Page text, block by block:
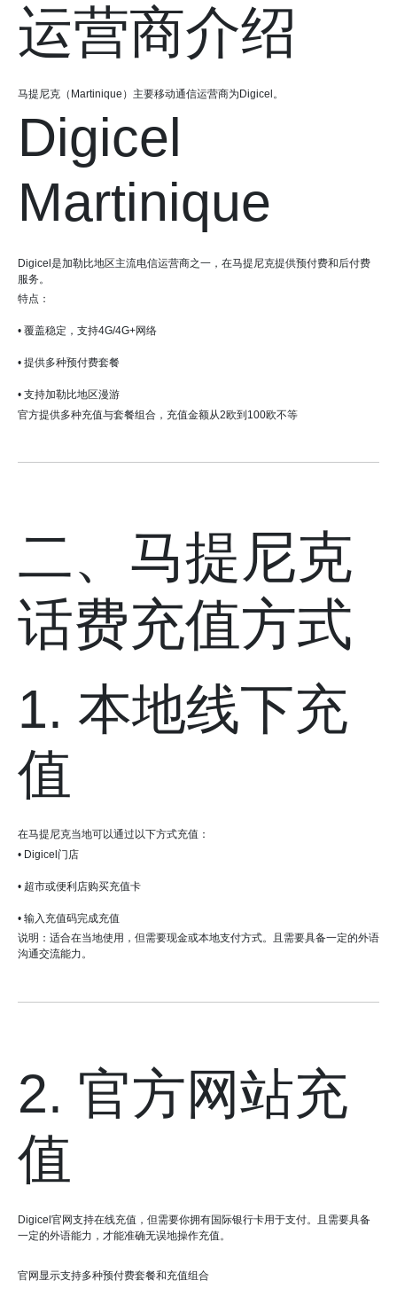
运营商介绍
马提尼克（Martinique）主要移动通信运营商为Digicel。
Digicel
Martinique
Digicel是加勒比地区主流电信运营商之一，在马提尼克提供预付费和后付费
服务。
特点：
• 覆盖稳定，支持4G/4G+网络
• 提供多种预付费套餐
• 支持加勒比地区漫游
官方提供多种充值与套餐组合，充值金额从2欧到100欧不等
二、马提尼克
话费充值方式
1. 本地线下充
值
在马提尼克当地可以通过以下方式充值：
• Digicel门店
• 超市或便利店购买充值卡
• 输入充值码完成充值
说明：适合在当地使用，但需要现金或本地支付方式。且需要具备一定的外语
沟通交流能力。
2. 官方网站充
值
Digicel官网支持在线充值，但需要你拥有国际银行卡用于支付。且需要具备
一定的外语能力，才能准确无误地操作充值。
官网显示支持多种预付费套餐和充值组合